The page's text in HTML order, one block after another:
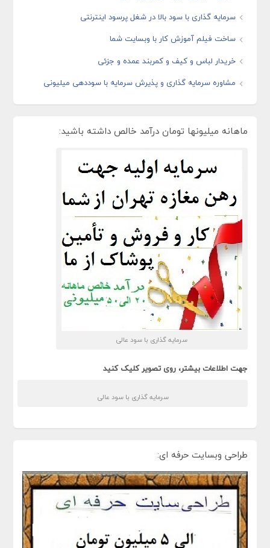
سرمایه گذاری با سود بالا در شغل پرسود اینترنتی
ساخت فیلم آموزش کار با وبسایت شما
خریدار لباس و کیف و کمربند عمده و جزئی
مشاوره سرمایه گذاری و پذیرش سرمایه با سوددهی میلیونی
ماهانه میلیونها تومان درآمد خالص داشته باشید:
سرمایه گذاری با سود عالی
جهت اطلاعات بیشتر، روی تصویر کلیک کنید
سرمایه گذاری با سود عالی
طراحی وبسایت حرفه ای: